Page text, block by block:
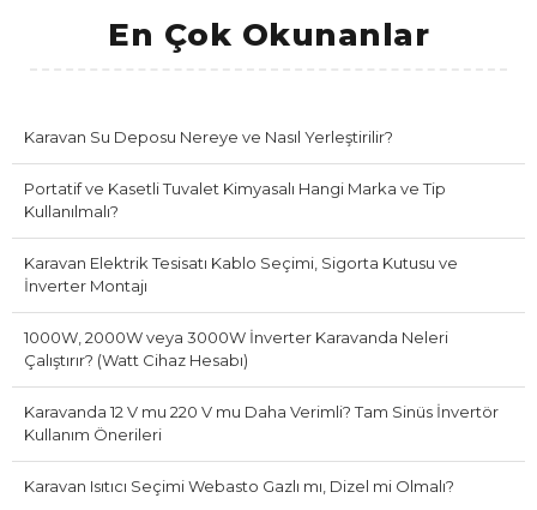
En Çok Okunanlar
Karavan Su Deposu Nereye ve Nasıl Yerleştirilir?
Portatif ve Kasetli Tuvalet Kimyasalı Hangi Marka ve Tip
Kullanılmalı?
Karavan Elektrik Tesisatı Kablo Seçimi, Sigorta Kutusu ve
İnverter Montajı
1000W, 2000W veya 3000W İnverter Karavanda Neleri
Çalıştırır? (Watt Cihaz Hesabı)
Karavanda 12 V mu 220 V mu Daha Verimli? Tam Sinüs İnvertör
Kullanım Önerileri
Karavan Isıtıcı Seçimi Webasto Gazlı mı, Dizel mi Olmalı?